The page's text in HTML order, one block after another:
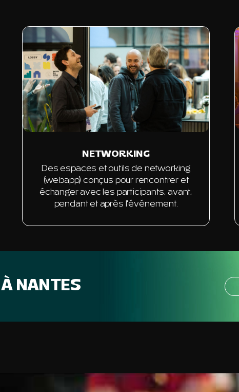
NETWORKING
Des espaces et outils de networking
(webapp) conçus pour rencontrer et
échanger avec les participants, avant,
pendant et après l'événement.
NANTES